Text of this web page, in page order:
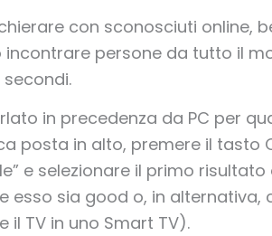
con sconosciuti online,
persone da tutto il
in precedenza da PC per
posta in alto, premere il tasto
e selezionare il primo risultato
esso sia good o, in alternativa,
TV in uno Smart TV).